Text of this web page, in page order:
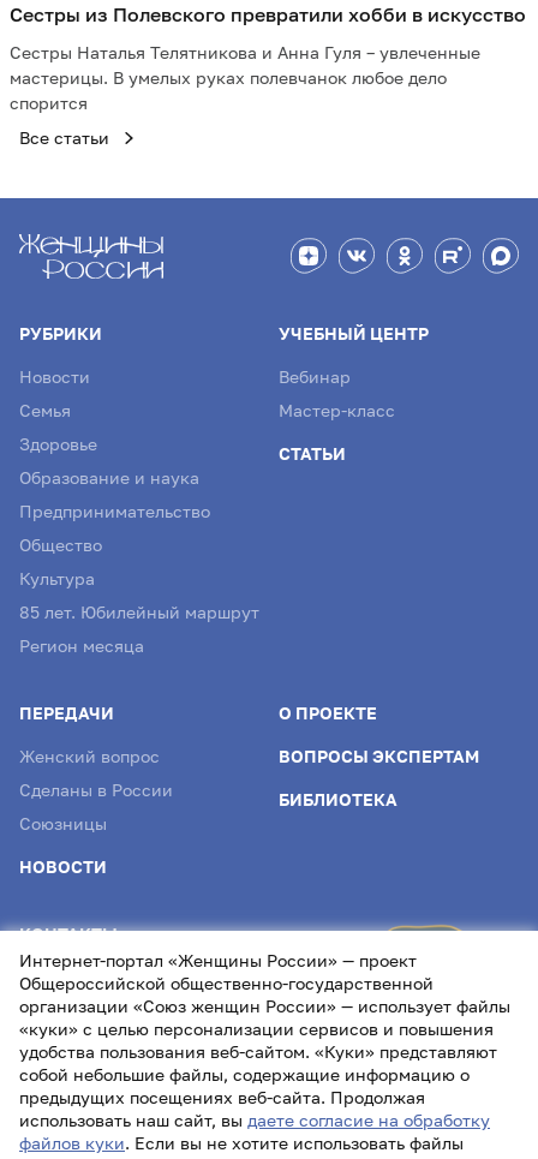
Сестры из Полевского превратили хобби в искусство
Сестры Наталья Телятникова и Анна Гуля – увлеченные
мастерицы. В умелых руках полевчанок любое дело
спорится
Все статьи
РУБРИКИ
Новости
Семья
Здоровье
Образование и наука
Предпринимательство
Общество
Культура
85 лет. Юбилейный маршрут
Регион месяца
УЧЕБНЫЙ ЦЕНТР
Вебинар
Мастер-класс
СТАТЬИ
ПЕРЕДАЧИ
Женский вопрос
Сделаны в России
Союзницы
НОВОСТИ
О ПРОЕКТЕ
ВОПРОСЫ ЭКСПЕРТАМ
БИБЛИОТЕКА
КОНТАКТЫ
info@womenofrussia.online
Интернет-портал «Женщины России» — проект
Общероссийской общественно-государственной
организации «Союз женщин России» — использует файлы
«куки» с целью персонализации сервисов и повышения
удобства пользования веб-сайтом. «Куки» представляют
собой небольшие файлы, содержащие информацию о
предыдущих посещениях веб-сайта. Продолжая
использовать наш сайт, вы даете согласие на обработку
файлов куки. Если вы не хотите использовать файлы